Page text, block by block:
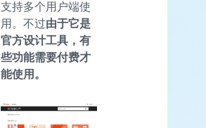
支持多个用户端使
用。不过由于它是
官方设计工具，有
些功能需要付费才
能使用。